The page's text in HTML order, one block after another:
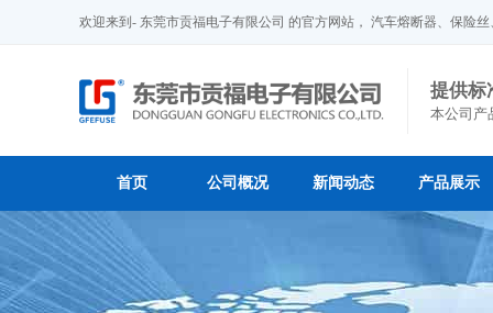
欢迎来到- 东莞市贡福电子有限公司 的官方网站， 汽车熔断器、保险丝
提供标
本公司产
首页 公司概况 新闻动态 产品展示